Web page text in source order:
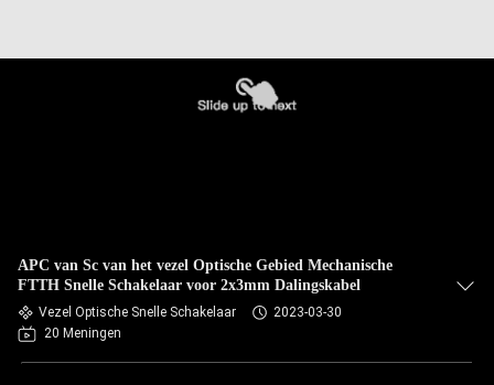
APC van Sc van het vezel Optische Gebied Mechanische
FTTH Snelle Schakelaar voor 2x3mm Dalingskabel
Vezel Optische Snelle Schakelaar
2023-03-30
20 Meningen